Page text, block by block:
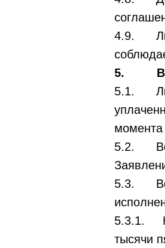
4.9.
5.
5.1.
момента
5.2.
5.3.
5.3.1. Не
тысячи